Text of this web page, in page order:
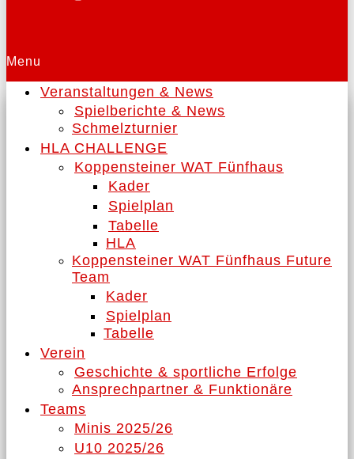
Menu
Veranstaltungen & News
Spielberichte & News
Schmelzturnier
HLA CHALLENGE
Koppensteiner WAT Fünfhaus
Kader
Spielplan
Tabelle
HLA
Koppensteiner WAT Fünfhaus Future
Team
Kader
Spielplan
Tabelle
Verein
Geschichte & sportliche Erfolge
Ansprechpartner & Funktionäre
Teams
Minis 2025/26
U10 2025/26